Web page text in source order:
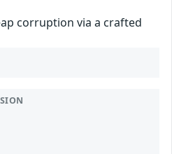
corruption via a crafted